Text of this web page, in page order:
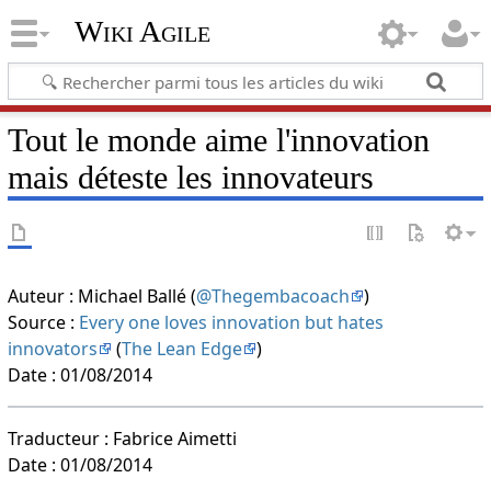
Wiki Agile
Tout le monde aime l'innovation
mais déteste les innovateurs
Auteur : Michael Ballé (@Thegembacoach
)
Source : Every one loves innovation but hates
innovators
(The Lean Edge )
Date : 01/08/2014
Traducteur : Fabrice Aimetti
Date : 01/08/2014